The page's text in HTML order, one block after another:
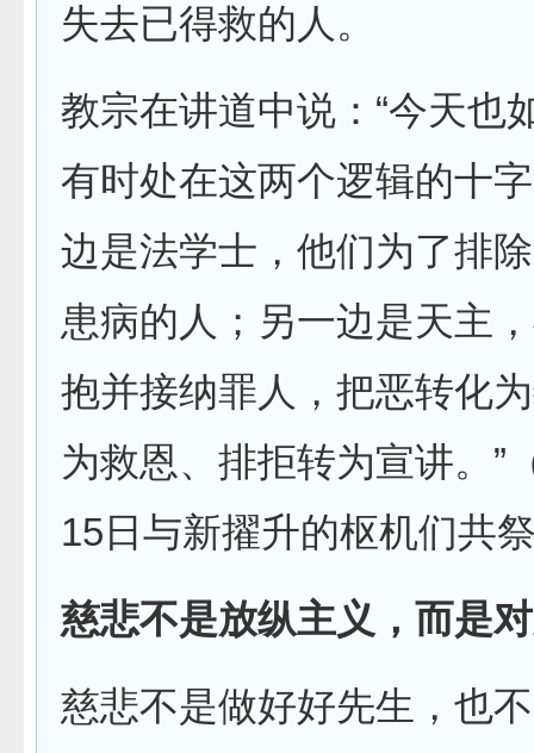
失去已得救的人。
教宗在讲道中说：“今天也
有时处在这两个逻辑的十
边是法学士，他们为了排
患病的人；另一边是天主
抱并接纳罪人，把恶转化
为救恩、排拒转为宣讲。”
15日与新擢升的枢机们共
慈悲不是放纵主义，而是
慈悲不是做好好先生，也